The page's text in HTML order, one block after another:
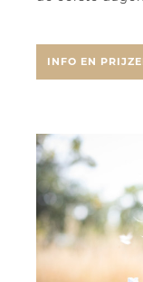
INFO EN